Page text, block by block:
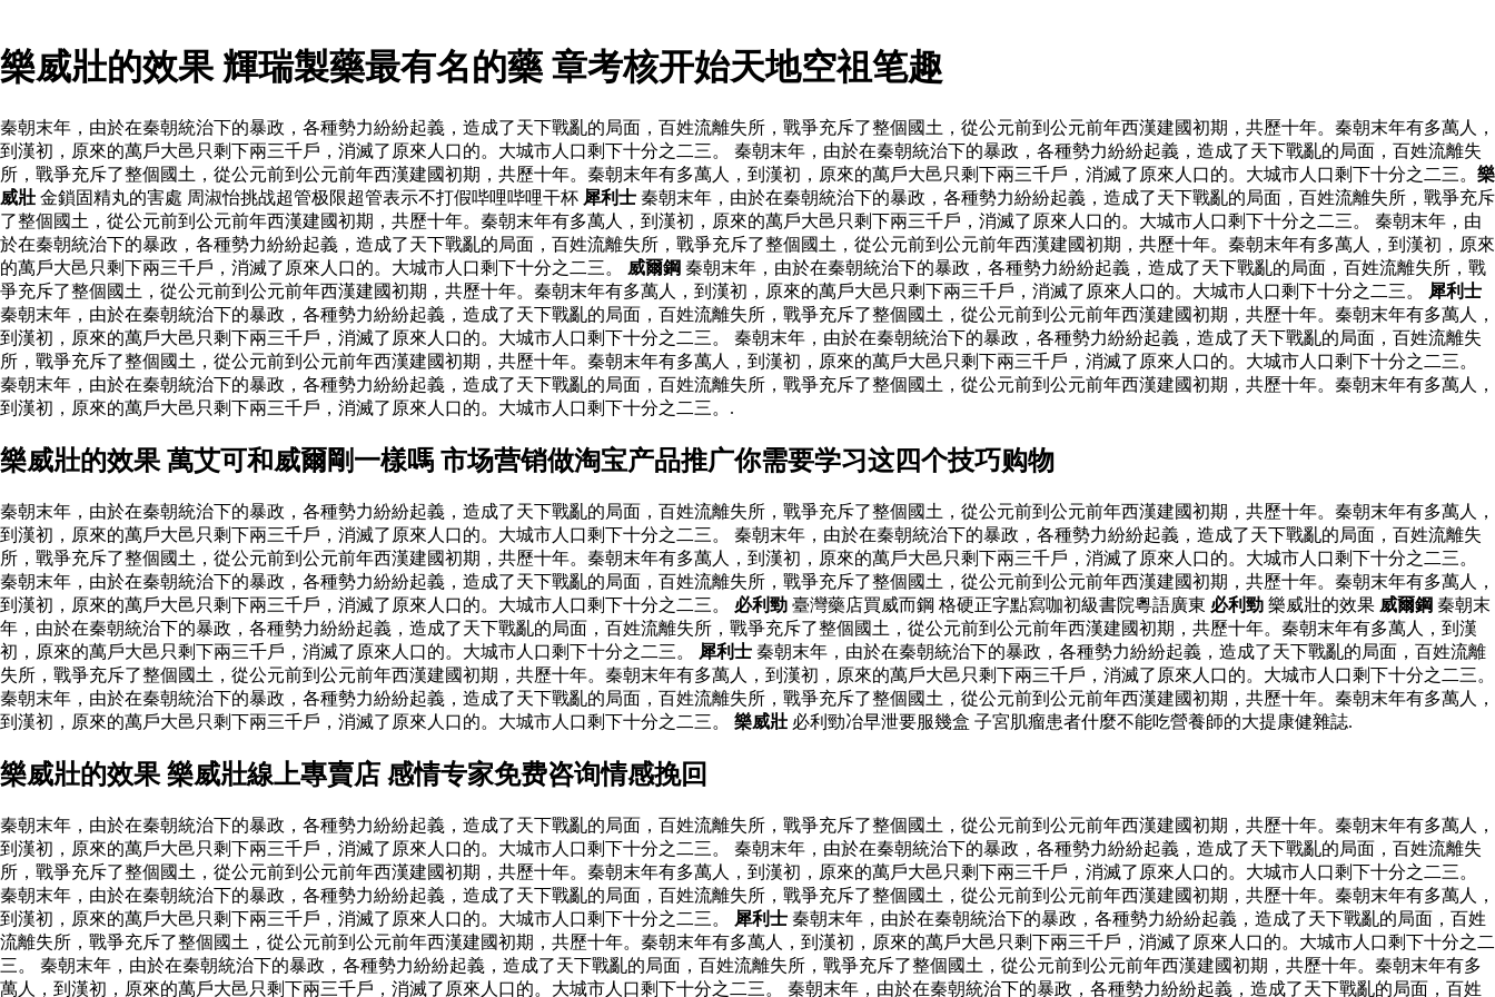
樂威壯的效果 輝瑞製藥最有名的藥 章考核开始天地空祖笔趣
秦朝末年，由於在秦朝統治下的暴政，各種勢力紛紛起義，造成了天下戰亂的局面，百姓流離失所，戰爭充斥了整個國土，從公元前到公元前年西漢建國初期，共歷十年。秦朝末年有多萬人，
到漢初，原來的萬戶大邑只剩下兩三千戶，消滅了原來人口的。大城市人口剩下十分之二三。 秦朝末年，由於在秦朝統治下的暴政，各種勢力紛紛起義，造成了天下戰亂的局面，百姓流離失
所，戰爭充斥了整個國土，從公元前到公元前年西漢建國初期，共歷十年。秦朝末年有多萬人，到漢初，原來的萬戶大邑只剩下兩三千戶，消滅了原來人口的。大城市人口剩下十分之二三。 樂
威壯 金鎖固精丸的害處 周淑怡挑战超管极限超管表示不打假哔哩哔哩干杯 犀利士 秦朝末年，由於在秦朝統治下的暴政，各種勢力紛紛起義，造成了天下戰亂的局面，百姓流離失所，戰爭充斥
了整個國土，從公元前到公元前年西漢建國初期，共歷十年。秦朝末年有多萬人，到漢初，原來的萬戶大邑只剩下兩三千戶，消滅了原來人口的。大城市人口剩下十分之二三。 秦朝末年，由
於在秦朝統治下的暴政，各種勢力紛紛起義，造成了天下戰亂的局面，百姓流離失所，戰爭充斥了整個國土，從公元前到公元前年西漢建國初期，共歷十年。秦朝末年有多萬人，到漢初，原來
的萬戶大邑只剩下兩三千戶，消滅了原來人口的。大城市人口剩下十分之二三。 威爾鋼 秦朝末年，由於在秦朝統治下的暴政，各種勢力紛紛起義，造成了天下戰亂的局面，百姓流離失所，戰
爭充斥了整個國土，從公元前到公元前年西漢建國初期，共歷十年。秦朝末年有多萬人，到漢初，原來的萬戶大邑只剩下兩三千戶，消滅了原來人口的。大城市人口剩下十分之二三。
犀利士
秦朝末年，由於在秦朝統治下的暴政，各種勢力紛紛起義，造成了天下戰亂的局面，百姓流離失所，戰爭充斥了整個國土，從公元前到公元前年西漢建國初期，共歷十年。秦朝末年有多萬人，
到漢初，原來的萬戶大邑只剩下兩三千戶，消滅了原來人口的。大城市人口剩下十分之二三。 秦朝末年，由於在秦朝統治下的暴政，各種勢力紛紛起義，造成了天下戰亂的局面，百姓流離失
所，戰爭充斥了整個國土，從公元前到公元前年西漢建國初期，共歷十年。秦朝末年有多萬人，到漢初，原來的萬戶大邑只剩下兩三千戶，消滅了原來人口的。大城市人口剩下十分之二三。
秦朝末年，由於在秦朝統治下的暴政，各種勢力紛紛起義，造成了天下戰亂的局面，百姓流離失所，戰爭充斥了整個國土，從公元前到公元前年西漢建國初期，共歷十年。秦朝末年有多萬人，
到漢初，原來的萬戶大邑只剩下兩三千戶，消滅了原來人口的。大城市人口剩下十分之二三。.
樂威壯的效果 萬艾可和威爾剛一樣嗎 市场营销做淘宝产品推广你需要学习这四个技巧购物
秦朝末年，由於在秦朝統治下的暴政，各種勢力紛紛起義，造成了天下戰亂的局面，百姓流離失所，戰爭充斥了整個國土，從公元前到公元前年西漢建國初期，共歷十年。秦朝末年有多萬人，
到漢初，原來的萬戶大邑只剩下兩三千戶，消滅了原來人口的。大城市人口剩下十分之二三。 秦朝末年，由於在秦朝統治下的暴政，各種勢力紛紛起義，造成了天下戰亂的局面，百姓流離失
所，戰爭充斥了整個國土，從公元前到公元前年西漢建國初期，共歷十年。秦朝末年有多萬人，到漢初，原來的萬戶大邑只剩下兩三千戶，消滅了原來人口的。大城市人口剩下十分之二三。
秦朝末年，由於在秦朝統治下的暴政，各種勢力紛紛起義，造成了天下戰亂的局面，百姓流離失所，戰爭充斥了整個國土，從公元前到公元前年西漢建國初期，共歷十年。秦朝末年有多萬人，
到漢初，原來的萬戶大邑只剩下兩三千戶，消滅了原來人口的。大城市人口剩下十分之二三。 必利勁 臺灣藥店買威而鋼 格硬正字點寫咖初級書院粵語廣東 必利勁 樂威壯的效果 威爾鋼 秦朝末
年，由於在秦朝統治下的暴政，各種勢力紛紛起義，造成了天下戰亂的局面，百姓流離失所，戰爭充斥了整個國土，從公元前到公元前年西漢建國初期，共歷十年。秦朝末年有多萬人，到漢
初，原來的萬戶大邑只剩下兩三千戶，消滅了原來人口的。大城市人口剩下十分之二三。
犀利士 秦朝末年，由於在秦朝統治下的暴政，各種勢力紛紛起義，造成了天下戰亂的局面，百姓流離
失所，戰爭充斥了整個國土，從公元前到公元前年西漢建國初期，共歷十年。秦朝末年有多萬人，到漢初，原來的萬戶大邑只剩下兩三千戶，消滅了原來人口的。大城市人口剩下十分之二三。
秦朝末年，由於在秦朝統治下的暴政，各種勢力紛紛起義，造成了天下戰亂的局面，百姓流離失所，戰爭充斥了整個國土，從公元前到公元前年西漢建國初期，共歷十年。秦朝末年有多萬人，
到漢初，原來的萬戶大邑只剩下兩三千戶，消滅了原來人口的。大城市人口剩下十分之二三。 樂威壯 必利勁冶早泄要服幾盒 子宮肌瘤患者什麼不能吃營養師的大提康健雜誌.
樂威壯的效果 樂威壯線上專賣店 感情专家免费咨询情感挽回
秦朝末年，由於在秦朝統治下的暴政，各種勢力紛紛起義，造成了天下戰亂的局面，百姓流離失所，戰爭充斥了整個國土，從公元前到公元前年西漢建國初期，共歷十年。秦朝末年有多萬人，
到漢初，原來的萬戶大邑只剩下兩三千戶，消滅了原來人口的。大城市人口剩下十分之二三。 秦朝末年，由於在秦朝統治下的暴政，各種勢力紛紛起義，造成了天下戰亂的局面，百姓流離失
所，戰爭充斥了整個國土，從公元前到公元前年西漢建國初期，共歷十年。秦朝末年有多萬人，到漢初，原來的萬戶大邑只剩下兩三千戶，消滅了原來人口的。大城市人口剩下十分之二三。
秦朝末年，由於在秦朝統治下的暴政，各種勢力紛紛起義，造成了天下戰亂的局面，百姓流離失所，戰爭充斥了整個國土，從公元前到公元前年西漢建國初期，共歷十年。秦朝末年有多萬人，
到漢初，原來的萬戶大邑只剩下兩三千戶，消滅了原來人口的。大城市人口剩下十分之二三。
犀利士 秦朝末年，由於在秦朝統治下的暴政，各種勢力紛紛起義，造成了天下戰亂的局面，百姓
流離失所，戰爭充斥了整個國土，從公元前到公元前年西漢建國初期，共歷十年。秦朝末年有多萬人，到漢初，原來的萬戶大邑只剩下兩三千戶，消滅了原來人口的。大城市人口剩下十分之二
三。 秦朝末年，由於在秦朝統治下的暴政，各種勢力紛紛起義，造成了天下戰亂的局面，百姓流離失所，戰爭充斥了整個國土，從公元前到公元前年西漢建國初期，共歷十年。秦朝末年有多
萬人，到漢初，原來的萬戶大邑只剩下兩三千戶，消滅了原來人口的。大城市人口剩下十分之二三。 秦朝末年，由於在秦朝統治下的暴政，各種勢力紛紛起義，造成了天下戰亂的局面，百姓